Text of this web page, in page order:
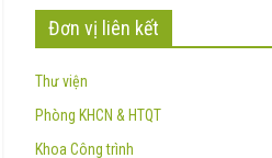
Đơn vị liên kết
Thư viện
Phòng KHCN & HTQT
Khoa Công trình